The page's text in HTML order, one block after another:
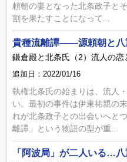
頼朝の妻となった北条政子と
割を果たすことになって...
貴種流離譚――源頼朝と八
鎌倉殿と北条氏（2）流人の恋
追加日：2022/01/16
執権北条氏の始まりは、流人
い。最初の事件は伊東祐親の
れが北条政子との出会いへと
離譚」という物語の型が重...
「阿波局」が二人いる…